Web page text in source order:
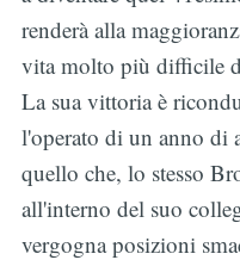
renderà alla
vita molto più difficile
La sua vittoria è
l'operato di un anno di
quello che, lo stesso
all'interno del suo
vergogna posizioni